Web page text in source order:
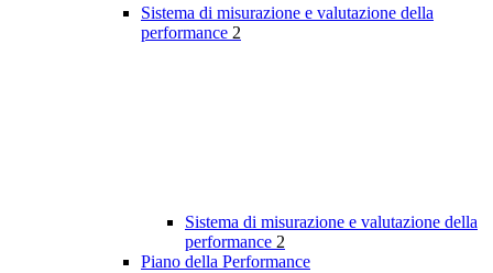
Sistema di misurazione e valutazione della
performance 2
Sistema di misurazione e valutazione della
performance 2
Piano della Performance